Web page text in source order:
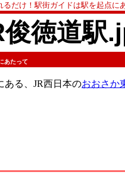
だけ！駅街ガイドは駅を起点に
徳道駅
あたって
ある、JR西日本のおおさか